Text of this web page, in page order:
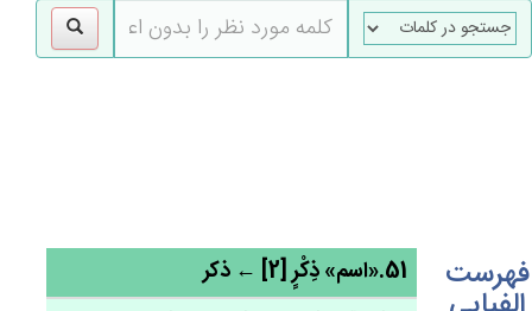
فهرست 51.«اسم» ذِكْرٍ [2] ← ذکر